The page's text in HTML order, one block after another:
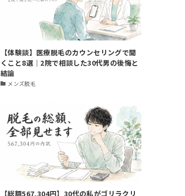
【体験談】医療脱毛のカウンセリングで聞
くこと8選｜2院で相談した30代男の後悔と
結論
メンズ脱毛
【総額567,304円】30代の私がゴリラクリ